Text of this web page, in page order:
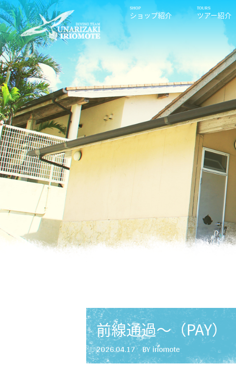
ショップ紹介 ツアー紹介
前線通過〜（PAY）
2026.04.17 BY iriomote